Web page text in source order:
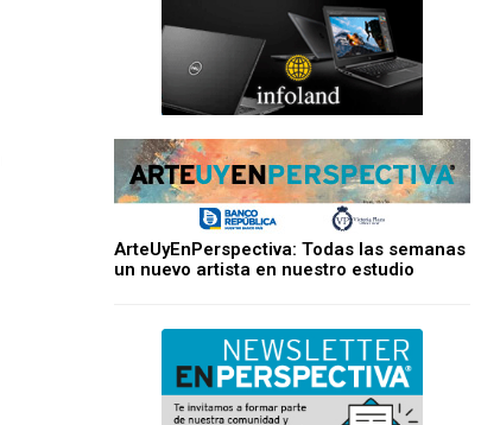
ArteUyEnPerspectiva: Todas las semanas
un nuevo artista en nuestro estudio